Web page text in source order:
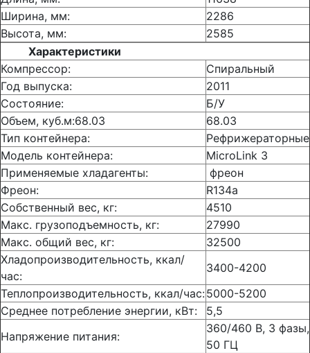
Ширина, мм:
2286
Высота, мм:
2585
Характеристики
Компрессор:
Спиральный
Год выпуска:
2011
Состояние:
Б/У
Объем, куб.м:68.03
68.03
Тип контейнера:
Рефрижераторные
Модель контейнера:
MicroLink 3
Применяемые хладагенты:
фреон
Фреон:
R134a
Собственный вес, кг:
4510
Макс. грузоподъемность, кг:
27990
Макс. общий вес, кг:
32500
Хладопроизводительность, ккал/
час:
3400-4200
Теплопроизводительность, ккал/час:5000-5200
Среднее потребление энергии, кВт:
5,5
Напряжение питания:
360/460 B, 3 фазы,
50 ГЦ